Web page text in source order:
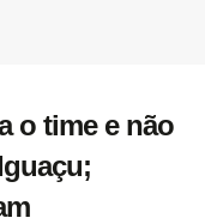
o time e não